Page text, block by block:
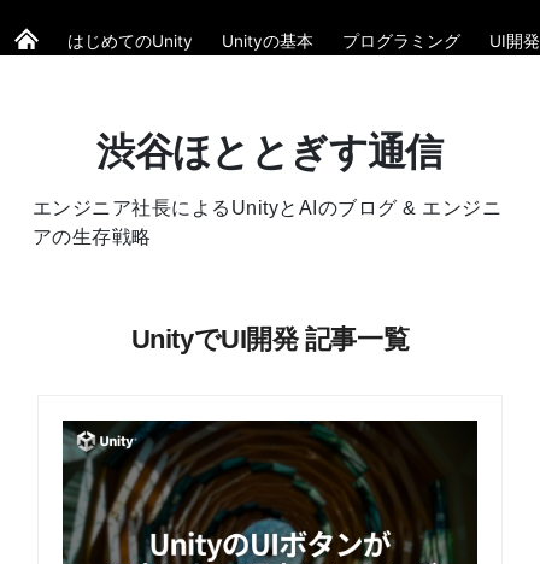
はじめてのUnity Unityの基本 プログラミング UI開発
渋谷ほととぎす通信
エンジニア社長によるUnityとAIのブログ & エンジニ
アの生存戦略
UnityでUI開発 記事一覧